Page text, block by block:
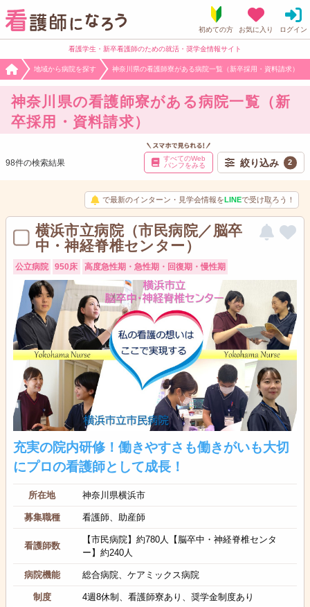
看護学生・新卒看護師のための就活・奨学金情報サイト
地域から病院を探す 神奈川県の看護師寮がある病院一覧（新卒採用・資料請求）
神奈川県の看護師寮がある病院一覧（新
卒採用・資料請求）
すべてのWeb
パンフをみる
絞り込み 2
98件の検索結果
で最新のインターン・見学会情報をLINEで受け取ろう！
横浜市立病院（市民病院／脳卒
中・神経脊椎センター）
公立病院 950床 高度急性期・急性期・回復期・慢性期
充実の院内研修！働きやすさも働きがいも大切
にプロの看護師として成長！
所在地 神奈川県横浜市
募集職種 看護師、助産師
看護師数
【市民病院】約780人【脳卒中・神経脊椎センタ
ー】約240人
病院機能 総合病院、ケアミックス病院
制度 4週8休制、看護師寮あり、奨学金制度あり